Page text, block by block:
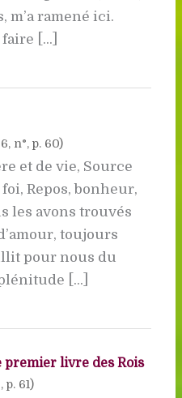
m’a ramené ici.
[...]
, n°, p. 60)
et de vie, Source
Repos, bonheur,
les avons trouvés
toujours
pour nous du
[...]
livre des Rois
p. 61)